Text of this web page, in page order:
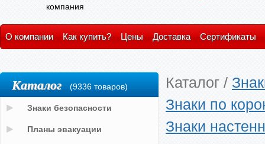
компания
О компании Как купить? Цены Доставка Сертификаты
Каталог /
Знаки по
Знаки
Каталог (9336 товаров)
Знаки безопасности
Планы эвакуации